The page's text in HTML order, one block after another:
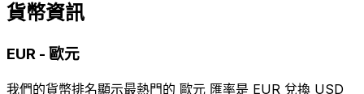
貨幣資訊
EUR - 歐元
我們的貨幣排名顯示最熱門的 歐元 匯率是 EUR 兌換 USD